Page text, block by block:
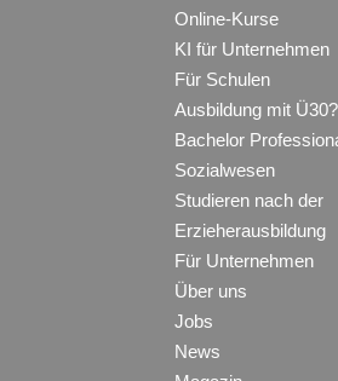
Online-Kurse
KI für Unternehmen
Für Schulen
Ausbildung mit Ü30?
Bachelor
Sozialwesen
Studieren nach der
Erzieherausbildung
Für Unternehmen
Über uns
Jobs
News